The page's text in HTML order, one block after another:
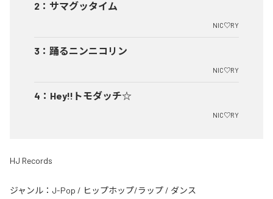
2 ： サマグッタイム
NIC♡RY
3 ： 踊るニンニコリン
NIC♡RY
4 ： Hey!!トモダッチ☆
NIC♡RY
HJ Records
ジャンル： J-Pop / ヒップホップ/ラップ / ダンス